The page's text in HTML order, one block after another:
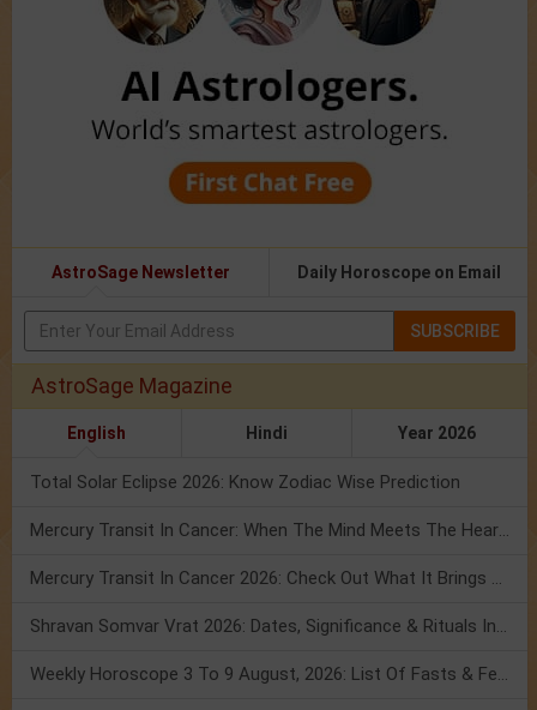
AstroSage Newsletter Daily Horoscope on Email
SUBSCRIBE
AstroSage Magazine
English Hindi Year 2026
Total Solar Eclipse 2026: Know Zodiac Wise Prediction
Mercury Transit In Cancer: When The Mind Meets The Heart!
Mercury Transit In Cancer 2026: Check Out What It Brings For You
Shravan Somvar Vrat 2026: Dates, Significance & Rituals In August
Weekly Horoscope 3 To 9 August, 2026: List Of Fasts & Festivals